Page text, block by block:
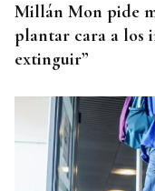
Millán Mon pide
plantar cara a los
extinguir”